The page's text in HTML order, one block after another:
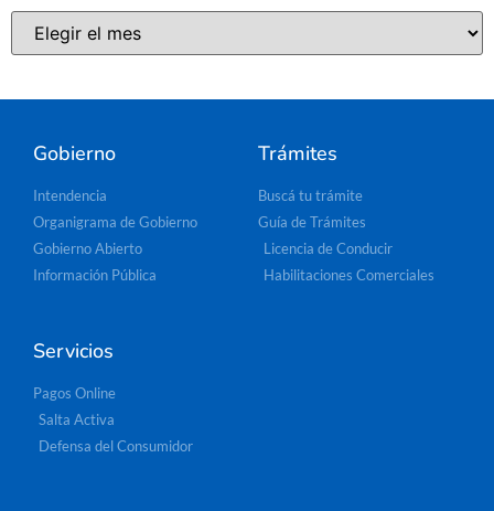
Gobierno
Intendencia
Organigrama de Gobierno
Gobierno Abierto
Información Pública
Trámites
Buscá tu trámite
Guía de Trámites
Licencia de Conducir
Habilitaciones Comerciales
Servicios
Pagos Online
Salta Activa
Defensa del Consumidor